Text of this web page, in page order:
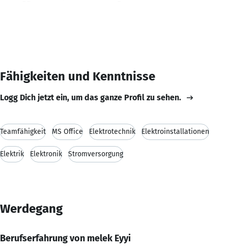
Fähigkeiten und Kenntnisse
Logg Dich jetzt ein, um das ganze Profil zu sehen.
Teamfähigkeit MS Office Elektrotechnik Elektroinstallationen
Elektrik Elektronik Stromversorgung
Werdegang
Berufserfahrung von melek Eyyi